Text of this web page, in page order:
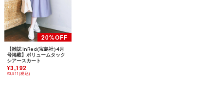
【雑誌 InRed(宝島社)4月
号掲載】ボリュームタック
シアースカート
¥3,192
¥3,511(税込)